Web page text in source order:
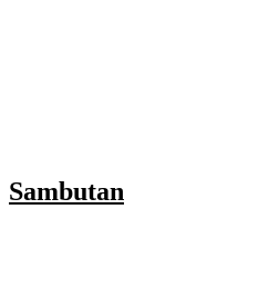
Sambutan